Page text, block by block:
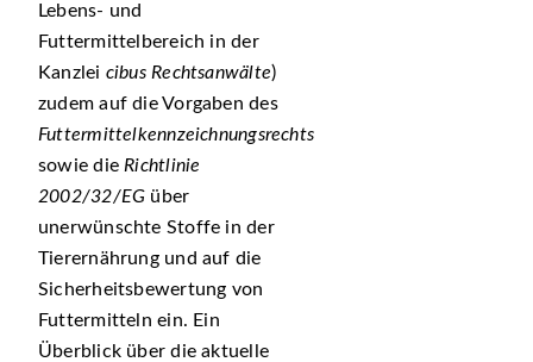
Lebens- und
Futtermittelbereich in der
Kanzlei cibus Rechtsanwälte)
zudem auf die Vorgaben des
Futtermittelkennzeichnungsrechts
sowie die Richtlinie
2002/32/EG über
unerwünschte Stoffe in der
Tierernährung und auf die
Sicherheitsbewertung von
Futtermitteln ein. Ein
Überblick über die aktuelle